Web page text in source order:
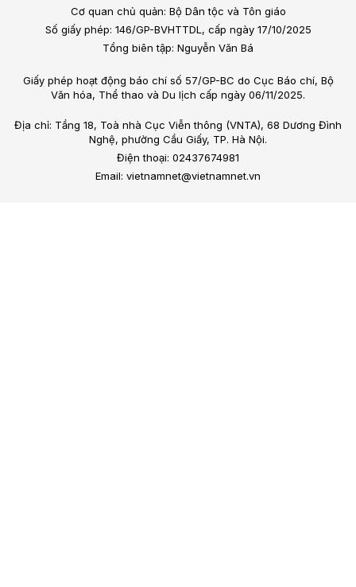
Cơ quan chủ quản: Bộ Dân tộc và Tôn giáo
Số giấy phép: 146/GP-BVHTTDL, cấp ngày 17/10/2025
Tổng biên tập: Nguyễn Văn Bá
Giấy phép hoạt động báo chí số 57/GP-BC do Cục Báo chí, Bộ
Văn hóa, Thể thao và Du lịch cấp ngày 06/11/2025.
Địa chỉ: Tầng 18, Toà nhà Cục Viễn thông (VNTA), 68 Dương Đình
Nghệ, phường Cầu Giấy, TP. Hà Nội.
Điện thoại: 02437674981
Email: vietnamnet@vietnamnet.vn